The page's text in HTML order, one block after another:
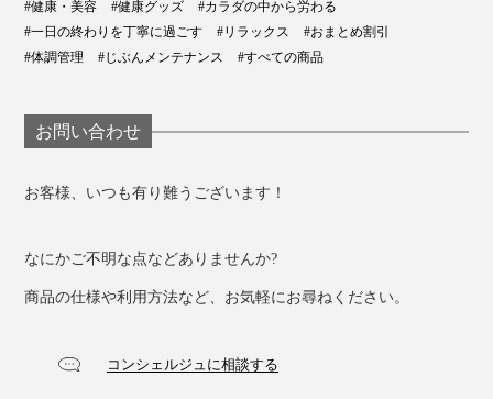
#健康・美容 #健康グッズ
#カラダの中から労わる
#一日の終わりを丁寧に過ごす
#リラックス
#おまとめ割引
#体調管理
#じぶんメンテナンス #すべての商品
お問い合わせ
お客様、いつも有り難うございます！
なにかご不明な点などありませんか?
商品の仕様や利用方法など、お気軽にお尋ねください。
コンシェルジュに相談する